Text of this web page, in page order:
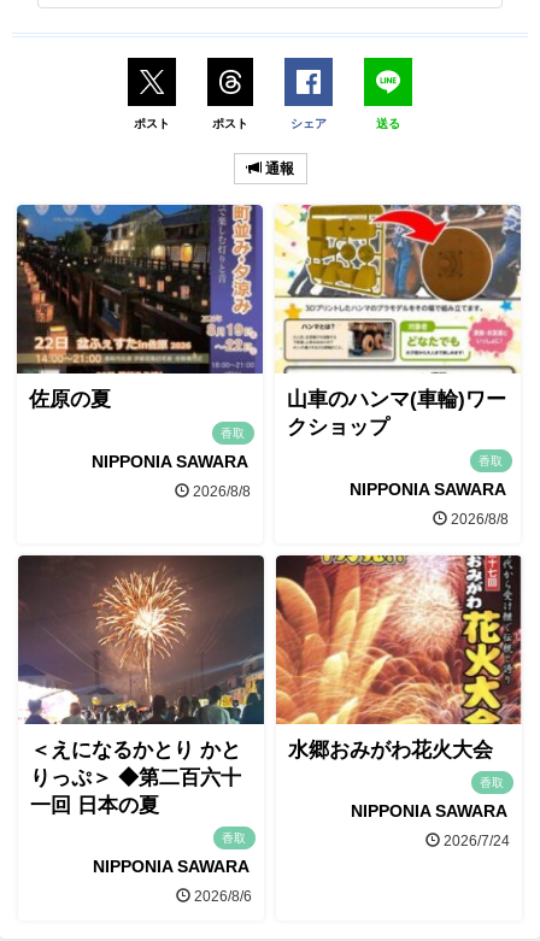
ポスト ポスト シェア 送る
通報
佐原の夏
香取
NIPPONIA SAWARA
2026/8/8
山車のハンマ(車輪)ワー
クショップ
香取
NIPPONIA SAWARA
2026/8/8
＜えになるかとり かと
りっぷ＞ ◆第二百六十
一回 日本の夏
香取
NIPPONIA SAWARA
2026/8/6
水郷おみがわ花火大会
香取
NIPPONIA SAWARA
2026/7/24